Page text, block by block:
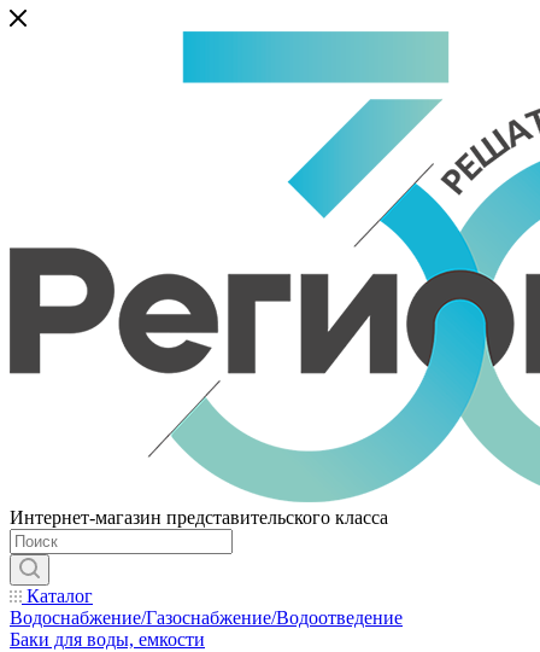
Интернет-магазин представительского класса
Каталог
Водоснабжение/Газоснабжение/Водоотведение
Баки для воды, емкости